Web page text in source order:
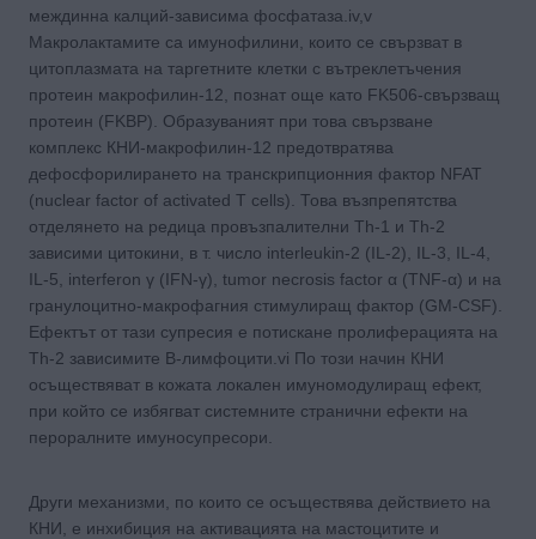
междинна калций-зависима фосфатаза.iv,v
Макролактамите са имунофилини, които се свързват в
цитоплазмата на таргетните клетки с вътреклетъчения
протеин макрофилин-12, познат още като FK506-свързващ
протеин (FKBP). Образуваният при това свързване
комплекс КНИ-макрофилин-12 предотвратява
дефосфорилирането на транскрипционния фактор NFAT
(nuclear factor of activated T cells). Това възпрепятства
отделянето на редица провъзпалителни Th-1 и Th-2
зависими цитокини, в т. число interleukin-2 (IL-2), IL-3, IL-4,
IL-5, interferon γ (IFN-γ), tumor necrosis factor α (TNF-α) и на
гранулоцитно-макрофагния стимулиращ фактор (GM-CSF).
Ефектът от тази супресия е потискане пролиферацията на
Th-2 зависимите В-лимфоцити.vi По този начин КНИ
осъществяват в кожата локален имуномодулиращ ефект,
при който се избягват системните странични ефекти на
пероралните имуносупресори.
Други механизми, по които се осъществява действието на
КНИ, е инхибиция на активацията на мастоцитите и